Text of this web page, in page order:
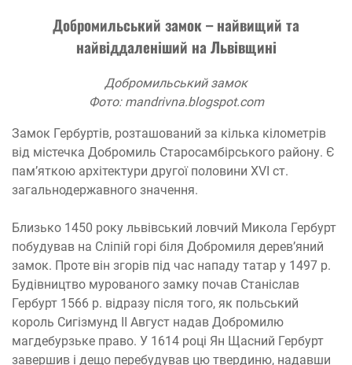
Добромильський замок – найвищий та
найвіддаленіший на Львівщині
Добромильський замок
Фото: mandrivna.blogspot.com
Замок Гербуртів, розташований за кілька кілометрів
від містечка Добромиль Старосамбірського району. Є
пам’яткою архітектури другої половини XVI ст.
загальнодержавного значення.
Близько 1450 року львівський ловчий Микола Гербурт
побудував на Сліпій горі біля Добромиля дерев’яний
замок. Проте він згорів під час нападу татар у 1497 р.
Будівництво мурованого замку почав Станіслав
Гербурт 1566 р. відразу після того, як польський
король Сигізмунд II Август надав Добромилю
магдебурзьке право. У 1614 році Ян Щасний Гербурт
завершив і дещо перебудував цю твердиню, надавши